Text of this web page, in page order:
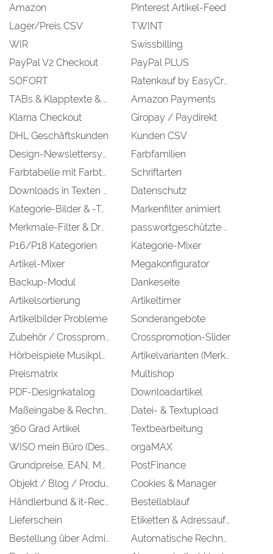
Amazon
Pinterest Artikel-Feed
Lager/Preis CSV
TWINT
WIR
Swissbilling
PayPal V2 Checkout
PayPal PLUS
SOFORT
Ratenkauf by EasyCredit
TABs & Klapptexte & Buttons
Amazon Payments
Klarna Checkout
Giropay / Paydirekt
DHL Geschäftskunden
Kunden CSV
Design-Newslettersystem
Farbfamilien
Farbtabelle mit Farbtemplates
Schriftarten
Downloads in Texten erstellen
Datenschutz
Kategorie-Bilder & -Text
Markenfilter animiert
Merkmale-Filter & Dropdown-Filter
passwortgeschützte Kategorien
P16/P18 Kategorien
Kategorie-Mixer
Artikel-Mixer
Megakonfigurator
Backup-Modul
Dankeseite
Artikelsortierung
Artikeltimer
Artikelbilder Probleme
Sonderangebote
Zubehör / Crosspromotion
Crosspromotion-Slider
Hörbeispiele Musikplayer
Artikelvarianten (Merkmale & Werte)
Preismatrix
Multishop
PDF-Designkatalog
Downloadartikel
Maßeingabe & Rechner
Datei- & Textupload
360 Grad Artikel
Textbearbeitung
WISO mein Büro (Desktopversion)
orgaMAX
Grundpreise, EAN, MPN, Einkaufspreis
PostFinance
Objekt / Blog / Produktanfrage
Cookies & Manager
Händlerbund & it-Recht-Kanzlei
Bestellablauf
Lieferschein
Etiketten & Adressaufkleber
Bestellung über Admin
Automatische Rechnungsstellung